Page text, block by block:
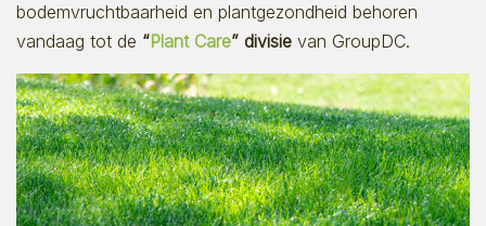
bodemvruchtbaarheid en plantgezondheid behoren
vandaag tot de “Plant Care” divisie van GroupDC.